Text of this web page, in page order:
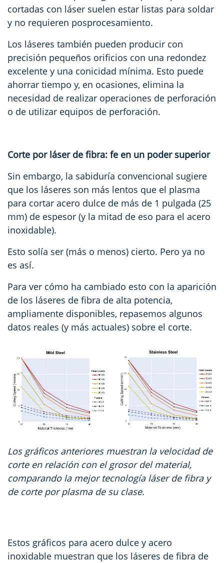
cortadas con láser suelen estar listas para soldar
y no requieren posprocesamiento.
Los láseres también pueden producir con
precisión pequeños orificios con una redondez
excelente y una conicidad mínima. Esto puede
ahorrar tiempo y, en ocasiones, elimina la
necesidad de realizar operaciones de perforación
o de utilizar equipos de perforación.
Corte por láser de fibra: fe en un poder superior
Sin embargo, la sabiduría convencional sugiere
que los láseres son más lentos que el plasma
para cortar acero dulce de más de 1 pulgada (25
mm) de espesor (y la mitad de eso para el acero
inoxidable).
Esto solía ser (más o menos) cierto. Pero ya no
es así.
Para ver cómo ha cambiado esto con la aparición
de los láseres de fibra de alta potencia,
ampliamente disponibles, repasemos algunos
datos reales (y más actuales) sobre el corte.
Los gráficos anteriores muestran la velocidad de
corte en relación con el grosor del material,
comparando la mejor tecnología láser de fibra y
de corte por plasma de su clase.
Estos gráficos para acero dulce y acero
inoxidable muestran que los láseres de fibra de